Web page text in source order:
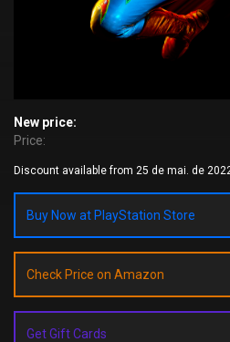
New price:
Price:
Discount available from 25 de mai. de
Buy Now at PlayStation Store
Check Price on Amazon
Get Gift Cards